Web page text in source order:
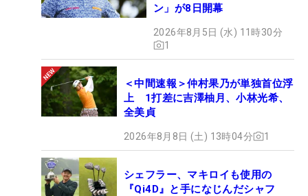
ン」が8日開幕
2026年8月5日 (水) 11時30分
1
＜中間速報＞仲村果乃が単独首位浮
上 1打差に吉澤柚月、小林光希、
全美貞
2026年8月8日 (土) 13時04分 1
シェフラー、マキロイも使用の
『Qi4D』と手になじんだシャフ